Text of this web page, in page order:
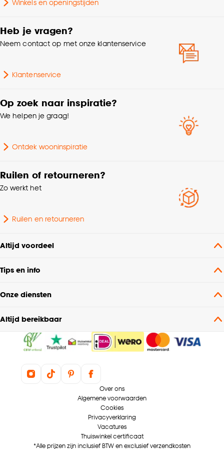
Samenstelling
Breedte
Afnemen met vochtige
Gewicht gram per m2
Kleurtint
Mate verduisterend
Winkels en openingstijden
Heb je vragen?
Neem contact op met onze klantenservice
Klantenservice
Op zoek naar inspiratie?
We helpen je graag!
Ontdek wooninspiratie
Ruilen of retourneren?
Zo werkt het
Ruilen en retourneren
Altijd voordeel
Tips en info
Onze diensten
Altijd bereikbaar
Over ons
Algemene voorwaarden
Cookies
Privacyverklaring
Vacatures
Thuiswinkel certificaat
*Alle prijzen zijn inclusief BTW en exclusief verzendkosten